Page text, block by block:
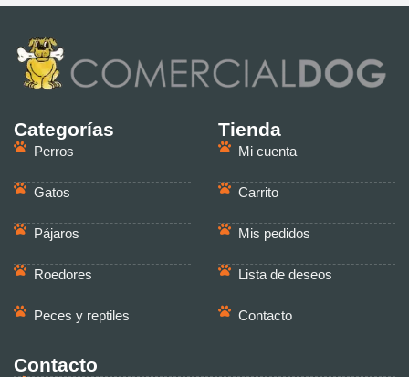
Categorías
Perros
Gatos
Pájaros
Roedores
Peces y reptiles
Tienda
Mi cuenta
Carrito
Mis pedidos
Lista de deseos
Contacto
Contacto